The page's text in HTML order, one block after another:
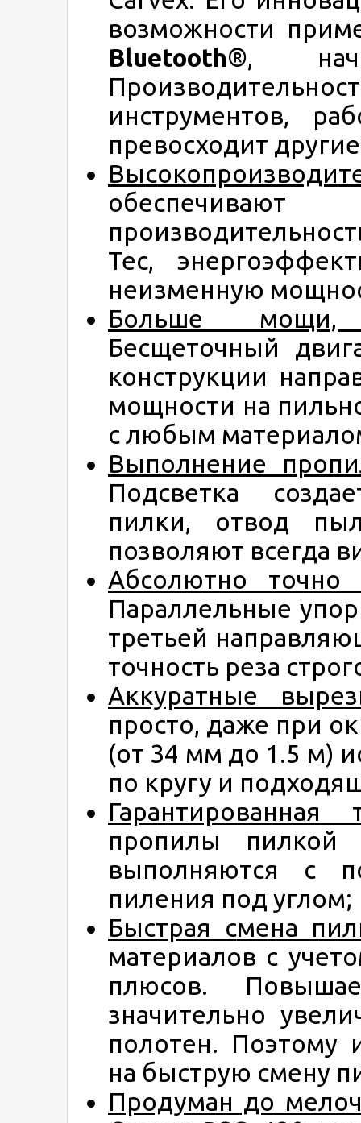
возможности
Bluetooth®,
инструментов,
превосходит
Tec,
неизменную
Больше мощи,
Бесщеточный
конструкции
мощности на
с любым
Выполнение
Подсветка
пилки, отвод
позволяют всегда
Абсолютно
Параллельные
третьей
точность реза
Аккуратные
просто, даже при
(от 34 мм до 1.5 м)
по кругу и
Гарантированная
пропилы
выполняются с
пиления под углом;
Быстрая смена
материалов с
плюсов.
значительно
полотен. Поэтому
на быструю смену
Продуман до